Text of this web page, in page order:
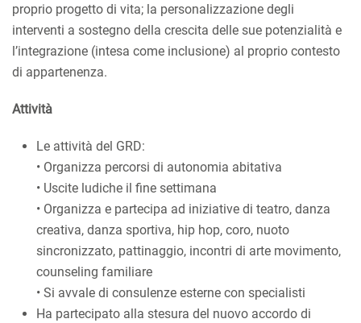
proprio progetto di vita; la personalizzazione degli
interventi a sostegno della crescita delle sue potenzialità e
l’integrazione (intesa come inclusione) al proprio contesto
di appartenenza.
Attività
Le attività del GRD:
• Organizza percorsi di autonomia abitativa
• Uscite ludiche il fine settimana
• Organizza e partecipa ad iniziative di teatro, danza
creativa, danza sportiva, hip hop, coro, nuoto
sincronizzato, pattinaggio, incontri di arte movimento,
counseling familiare
• Si avvale di consulenze esterne con specialisti
Ha partecipato alla stesura del nuovo accordo di